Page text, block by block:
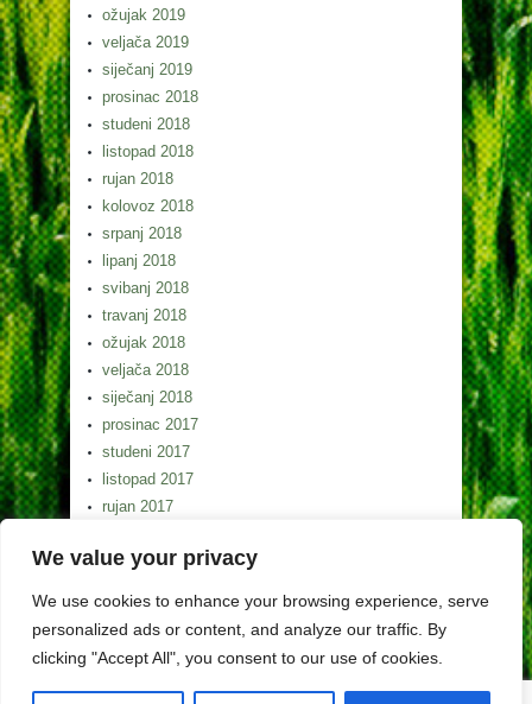
We value your privacy
We use cookies to enhance your browsing experience, serve
personalized ads or content, and analyze our traffic. By
clicking "Accept All", you consent to our use of cookies.
ožujak 2019
veljača 2019
siječanj 2019
prosinac 2018
studeni 2018
listopad 2018
rujan 2018
kolovoz 2018
srpanj 2018
lipanj 2018
svibanj 2018
travanj 2018
ožujak 2018
veljača 2018
siječanj 2018
prosinac 2017
studeni 2017
listopad 2017
rujan 2017
srpanj 2017